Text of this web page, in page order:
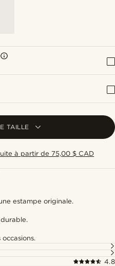
TAILLE
à partir de 75,00 $ CAD
estampe originale.
4.8